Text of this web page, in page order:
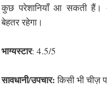
कुछ परेशानियाँ आ सकती हैं।
बेहतर रहेगा।
भाग्यस्टार: 4.5/5
सावधानी/उपचार: किसी भी चीज़